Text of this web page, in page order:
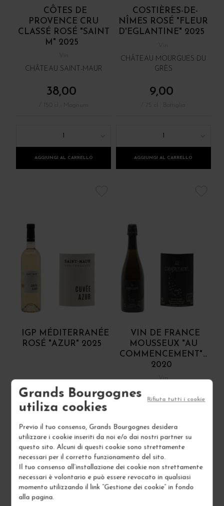
Grands Bourgognes
utiliza cookies
Previo il tuo consenso, Grands Bourgognes desidera
utilizzare i cookie inseriti da noi e/o dai nostri partner su
questo sito. Alcuni di questi cookie sono strettamente
necessari per il corretto funzionamento del sito.
Il tuo consenso all’installazione dei cookie non strettamente
necessari è volontario e può essere revocato in qualsiasi
momento utilizzando il link “Gestione dei cookie” in fondo
alla pagina.
Rifiuta tutti i cookie
CÔTES DE
PROVENCE CRU
CLASSÉ ROSÉ "SAINT
M" 2025
CHÂTEAU SAINT-MAUR
38,00
1
AGGIUNGI AL CARRELLO
COSTIÈRES-DE-
NÎMES ROSÉ "FLEUR
D'EGLANTINE" 2025
CHÂTEAU MOURGUES DU
GRÈS
9,00
1
AGGIUNGI AL CARRELLO
IGP MÉDITERRANÉE
ROSÉ "AZUR" 2025
SAINT-MAUR
11,00
/ 75 cl : Bottiglia
1
AGGIUNGI AL CARRELLO
VIN DE FRANCE
MOUSSEUX "AU
COMMENCEMENT"...
2020
Vin
DOMAINE RENARDAT
FACHE
17,00
/ 75 cl : Bottiglia
1
AGGIUNGI AL CARRELLO